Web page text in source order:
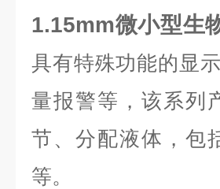
1.15mm微小型生
具有特殊功能的显
量报警等， 该系列
节、分配液体，包
等。